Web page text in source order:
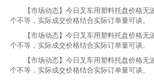
【市场动态】今日叉车用塑料托盘价格无
个不等，实际成交价格结合实际订单量可谈。
【市场动态】今日叉车用塑料托盘价格无
个不等，实际成交价格结合实际订单量可谈。
【市场动态】今日叉车用塑料托盘价格无
个不等，实际成交价格结合实际订单量可谈。